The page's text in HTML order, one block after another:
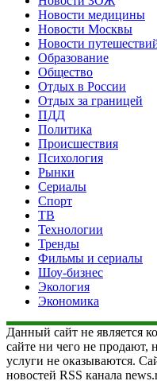
Новости медицины
Новости Москвы
Новости
Образование
Общество
Отдых в России
Отдых за границей
ПДД
Политика
Происшествия
Психология
Рынки
Сериалы
Спорт
ТВ
Технологии
Тренды
Фильмы и сериалы
Шоу-бизнес
Экология
Экономика
Данный сайт не является
сайте ни чего не продают,
услуги не оказываются.
новостей RSS канала